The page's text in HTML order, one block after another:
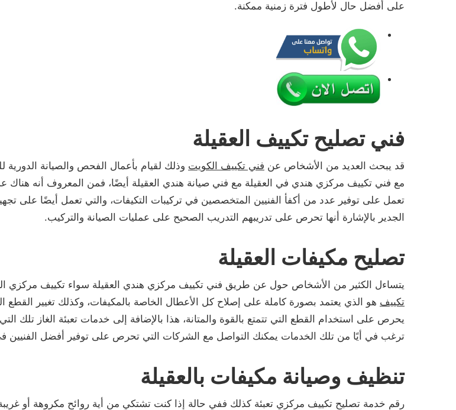
على أفضل حال لأطول فترة زمنية ممكنة.
فني تصليح تكييف العقيلة
قد يبحث العديد من الأشخاص عن فني تكييف الكويت وذلك لقيام بأعمال الفحص والصيانة
مع فني تكييف مركزي هندي في العقيلة مع فني صيانة هندي العقيلة أيضًا، فمن المعروف أنه
تعمل على توفير عدد من أكفأ الفنيين المتخصصين في تركيبات التكيفات، والتي تعمل أيضًا على
الجدير بالإشارة أنها تحرص على تدريبهم التدريب الصحيح على عمليات الصيانة والتركيب.
تصليح مكيفات العقيلة
يتساءل الكثير من الأشخاص حول عن طريق فني تكييف مركزي هندي العقيلة سواء تكييف مركزي
تكييف هو الذي يعتمد بصورة كاملة على إصلاح كل الأعطال الخاصة بالمكيفات، وكذلك تغيير القطع
يحرص على استخدام القطع التي تتمتع بالقوة والمتانة، هذا بالإضافة إلى خدمات تعبئة الغاز تلك
ترغب في أيًا من تلك الخدمات يمكنك التواصل مع الشركات التي تحرص على توفير أفضل الفنيين
تنظيف وصيانة مكيفات بالعقيلة
رقم خدمة تصليح تكييف مركزي تعبئة كذلك ففي حالة إذا كنت تشتكي من أية روائح مكروهة أو